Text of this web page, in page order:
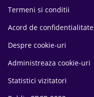
Termeni si conditii
Acord de confidentialitate
Despre cookie-uri
Administreaza cookie-uri
Statistici vizitatori